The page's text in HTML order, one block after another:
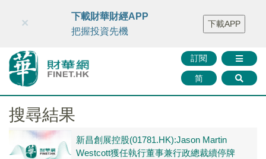
財華智庫網 FINTV FINMETA 財華證券 媒體矩陣
智庫沙龍
聯絡我們
訂閱
简
×
下載財華財經APP
把握投資先機
下載APP
搜尋結果
新昌創展控股(01781.HK):Jason Martin
Westcott獲任執行董事兼行政總裁續停牌